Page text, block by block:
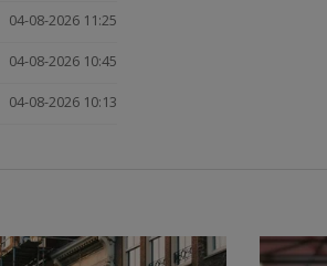
04-08-2026 11:25
04-08-2026 10:45
04-08-2026 10:13